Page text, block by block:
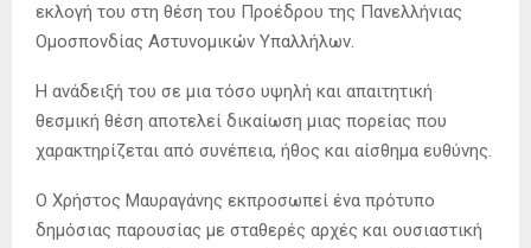
εκλογή του στη θέση του Προέδρου της Πανελλήνιας
Ομοσπονδίας Αστυνομικών Υπαλλήλων.
Η ανάδειξή του σε μια τόσο υψηλή και απαιτητική
θεσμική θέση αποτελεί δικαίωση μιας πορείας που
χαρακτηρίζεται από συνέπεια, ήθος και αίσθημα ευθύνης.
Ο Χρήστος Μαυραγάνης εκπροσωπεί ένα πρότυπο
δημόσιας παρουσίας με σταθερές αρχές και ουσιαστική